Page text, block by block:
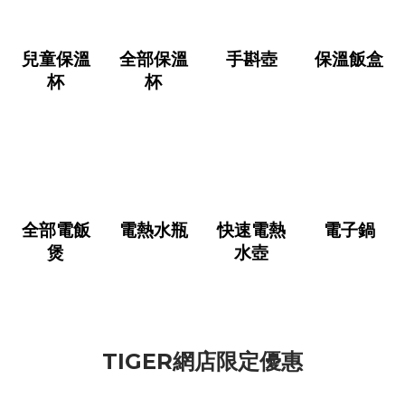
兒童保溫
杯
全部保溫
杯
手斟壺 保溫飯盒
全部電飯
煲
電熱水瓶
快速電熱
水壺
電子鍋
TIGER網店限定優惠